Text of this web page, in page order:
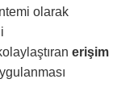
olarak
erişim